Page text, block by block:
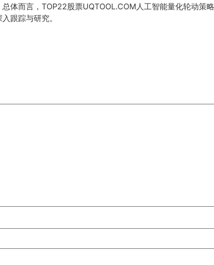
体而言，TOP22股票UQTOOL.COM人工智能量化轮动策
跟踪与研究。